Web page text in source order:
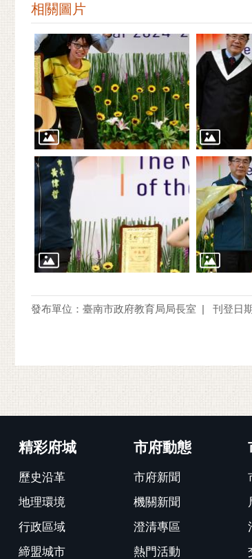
相關圖片
發布單位：臺南市政府教育局局長室 刊登日
精彩府城
歷史沿革
地理環境
行政區域
締盟城市
市府動態
市府新聞
機關新聞
澄清專區
熱門活動